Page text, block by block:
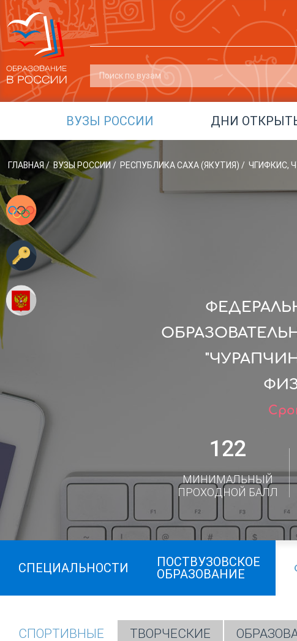
ВУЗЫ РОССИИ ДНИ
ГЛАВНАЯ/ ВУЗЫ РОССИИ / РЕСПУБЛИКА САХА (ЯКУТИЯ) / ЧГИФКИС,
122
МИНИМАЛЬНЫЙ
ПРОХОДНОЙ БАЛЛ
СПЕЦИАЛЬНОСТИ
ПОСТВУЗОВСКОЕ
ОБРАЗОВАНИЕ
СПОРТИВНЫЕ ТВОРЧЕСКИЕ